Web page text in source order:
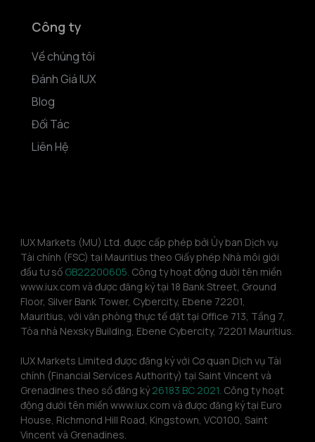
Công ty
Về chúng tôi
Đánh Giá IUX
Blog
Đối Tác
Liên Hệ
IUX Markets (MU) Ltd. được cấp phép bởi Ủy ban Dịch vụ
Tài chính (FSC) tại Mauritius theo Giấy phép Nhà môi giới
đầu tư số GB22200605. Công ty hoạt động dưới tên miền
www.iux.com và được đăng ký tại 18 Bank Street, Ground
Floor, Silver Bank Tower, Cybercity, Ebene 72201,
Mauritius, với văn phòng thực tế đặt tại Office 713, Tầng 7,
Tòa nhà Nexsky Building, Ebene Cybercity, 72201 Mauritius.
IUX Markets Limited được đăng ký với Cơ quan Dịch vụ Tài
chính (Financial Services Authority) tại Saint Vincent và
Grenadines theo số đăng ký 26183 BC 2021. Công ty hoạt
động dưới tên miền www.iux.com và được đăng ký tại Euro
House, Richmond Hill Road, Kingstown, VC0100, Saint
Vincent và Grenadines.